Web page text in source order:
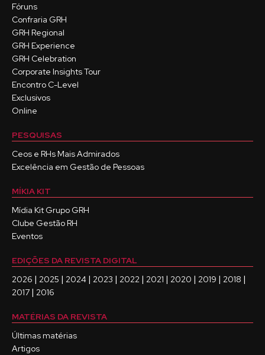
Fóruns
Confraria GRH
GRH Regional
GRH Experience
GRH Celebration
Corporate Insights Tour
Encontro C-Level
Exclusivos
Online
PESQUISAS
Ceos e RHs Mais Admirados
Excelência em Gestão de Pessoas
MÍKIA KIT
Mídia Kit Grupo GRH
Clube Gestão RH
Eventos
EDIÇÕES DA REVISTA DIGITAL
2026 | 2025 | 2024 | 2023 | 2022 | 2021 | 2020 | 2019 | 2018 |
2017 | 2016
MATÉRIAS DA REVISTA
Últimas matérias
Artigos